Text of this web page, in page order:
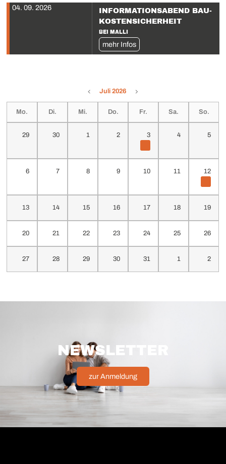
04. 09. 2026
INFORMATIONS­ABEND BAU­
KOSTENSICHERHEIT
BEI MALLI
mehr Infos
Juli 2026
Mo. Di. Mi. Do. Fr. Sa. So.
29 30 1 2 3 4 5
6 7 8 9 10 11 12
13 14 15 16 17 18 19
20 21 22 23 24 25 26
27 28 29 30 31 1 2
NEWSLETTER
zur Anmeldung